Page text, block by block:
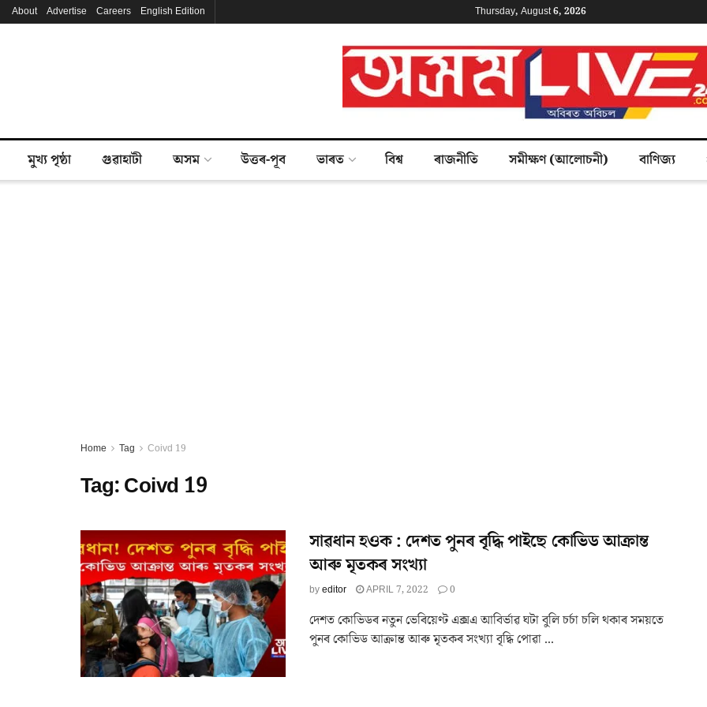
About Advertise Careers English Edition Thursday, August 6, 2026
মুখ্য পৃষ্ঠা গুৱাহাটী অসম উত্তৰ-পূব ভাৰত বিশ্ব ৰাজনীতি সমীক্ষণ (আলোচনী) বাণিজ্য
Home Tag Coivd 19
Tag:Coivd 19
সাৱধান হওক : দেশত পুনৰ বৃদ্ধি পাইছে কোভিড আক্ৰান্ত
আৰু মৃতকৰ সংখ্যা
byeditor APRIL 7, 2022 0
দেশত কোভিডৰ নতুন ভেৰিয়েণ্ট এক্সএ আবিৰ্ভাৱ ঘটা বুলি চৰ্চা চলি থকাৰ সময়তে
পুনৰ কোভিড আক্ৰান্ত আৰু মৃতকৰ সংখ্যা বৃদ্ধি পোৱা ...